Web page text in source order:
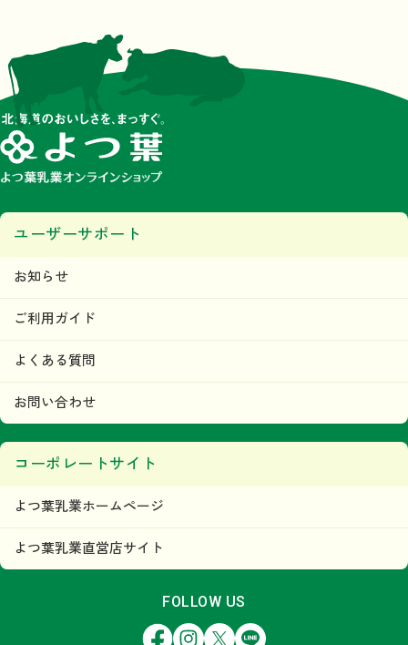
ユーザーサポート
お知らせ
ご利用ガイド
よくある質問
お問い合わせ
コーポレートサイト
よつ葉乳業ホームページ
よつ葉乳業直営店サイト
FOLLOW US
FacebookInstagram
X LINE